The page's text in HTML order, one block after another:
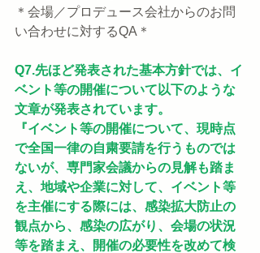
＊会場／プロデュース会社からのお問
い合わせに対するQA＊
Q7.先ほど発表された基本方針では、イ
ベント等の開催について以下のような
文章が発表されています。
『イベント等の開催について、現時点
で全国一律の自粛要請を行うものでは
ないが、専門家会議からの見解も踏ま
え、地域や企業に対して、イベント等
を主催にする際には、感染拡大防止の
観点から、感染の広がり、会場の状況
等を踏まえ、開催の必要性を改めて検